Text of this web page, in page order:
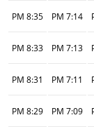
7:14 PM
8:35 PM
7:13 PM
8:33 PM
7:11 PM
8:31 PM
7:09 PM
8:29 PM